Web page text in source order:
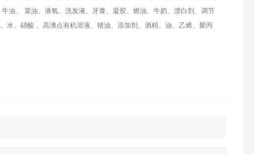
油、 菜油、液氧、洗发液、牙膏、凝胶、燃油、牛奶、漂白剂、调节
水、硝酸 、高沸点有机溶液、猪油、添加剂、酒精、油、乙烯、聚丙